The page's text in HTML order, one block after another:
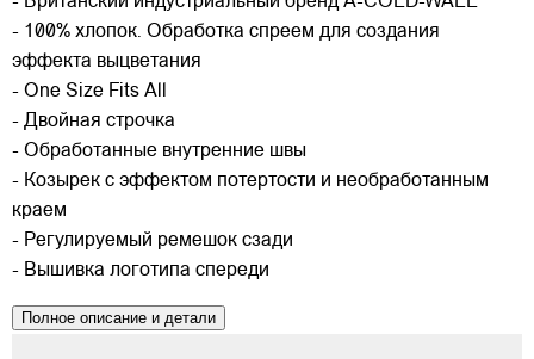
- 100% хлопок. Обработка спреем для создания
эффекта выцветания
- One Size Fits All
- Двойная строчка
- Обработанные внутренние швы
- Козырек с эффектом потертости и необработанным
краем
- Регулируемый ремешок сзади
- Вышивка логотипа спереди
Полное описание и детали